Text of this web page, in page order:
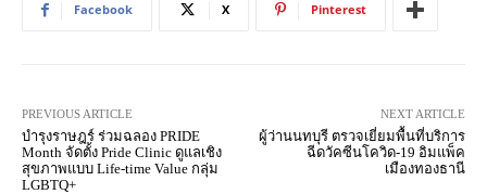
Facebook X Pinterest
PREVIOUS ARTICLE
บำรุงราษฎร์ ร่วมฉลอง PRIDE
Month จัดตั้ง Pride Clinic ดูแลเชิง
สุขภาพแบบ Life-time Value กลุ่ม
LGBTQ+
NEXT ARTICLE
ผู้ว่านนทบุรี ตรวจเยี่ยมพื้นที่บริการ
ฉีดวัคซีนโควิด-19 อิมแพ็ค
เมืองทองธานี